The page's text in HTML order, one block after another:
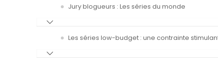
Jury blogueurs : Les séries du monde
Les séries low-budget : une contrainte